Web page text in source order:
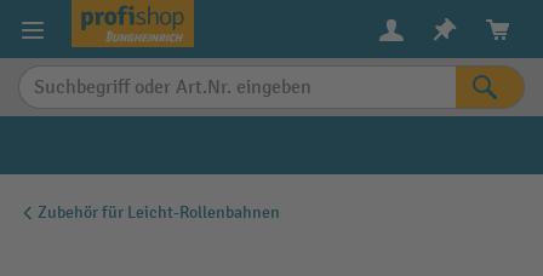
springen
Zubehör für Leicht-Rollenbahnen